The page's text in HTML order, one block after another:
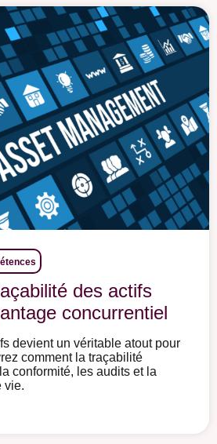
des actifs
concurrentiel
devient un véritable atout pour
comment la traçabilité
conformité, les audits et la
vie.